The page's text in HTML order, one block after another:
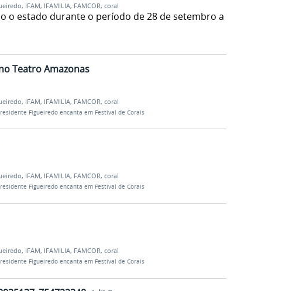
, IFAM, IFAMILIA, FAMCOR, coral
o estado durante o período de 28 de setembro a
Teatro Amazonas
, IFAM, IFAMILIA, FAMCOR, coral
Figueiredo encanta em Festival de Corais
, IFAM, IFAMILIA, FAMCOR, coral
Figueiredo encanta em Festival de Corais
, IFAM, IFAMILIA, FAMCOR, coral
Figueiredo encanta em Festival de Corais